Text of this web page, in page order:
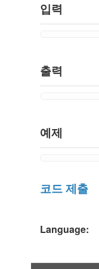
입력
출력
예제
코드 제출
Language: